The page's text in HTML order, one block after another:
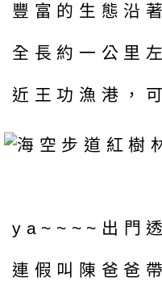
豐富的生態沿
全長約一公里
近王功漁港，
ya~~~~出門
連假叫陳爸爸